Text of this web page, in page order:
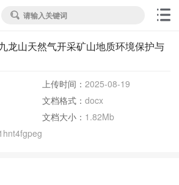
 请输入关键词
龙山天然气开采矿山地质环境保护与
上传时间： 2025-08-19
文档格式： docx
文档大小： 1.82Mb